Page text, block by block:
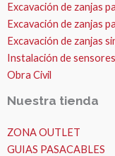
Excavación de zanjas
Excavación de zanjas
Excavación de zanjas
Instalación de sensores
Obra Civil
Nuestra tienda
ZONA OUTLET
GUIAS PASACABLES